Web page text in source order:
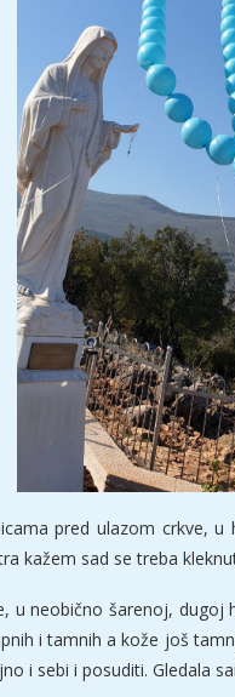
pred ulazom crkve,
kažem sad se treba
u neobično šarenoj,
i tamnih a kože još
i sebi i posuditi. Gledala